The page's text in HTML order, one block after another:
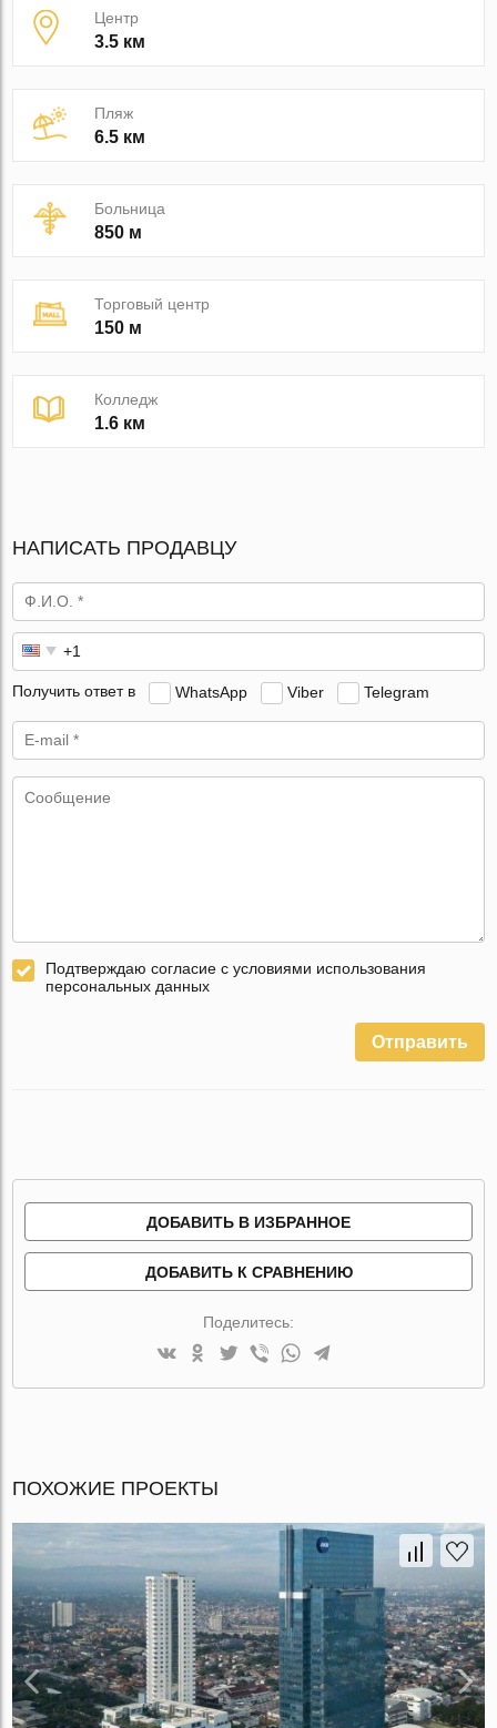
Центр
3.5 км
Пляж
6.5 км
Больница
850 м
Торговый центр
150 м
Колледж
1.6 км
НАПИСАТЬ ПРОДАВЦУ
Получить ответ в WhatsApp Viber Telegram
Подтверждаю согласие с условиями использования
персональных данных
Отправить
ДОБАВИТЬ В ИЗБРАННОЕ
ДОБАВИТЬ К СРАВНЕНИЮ
Поделитесь:
ПОХОЖИЕ ПРОЕКТЫ